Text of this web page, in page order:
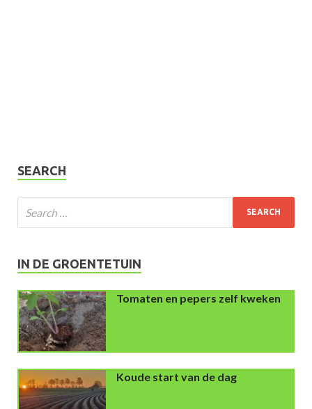
SEARCH
IN DE GROENTETUIN
Tomaten en pepers zelf kweken
Koude start van de dag